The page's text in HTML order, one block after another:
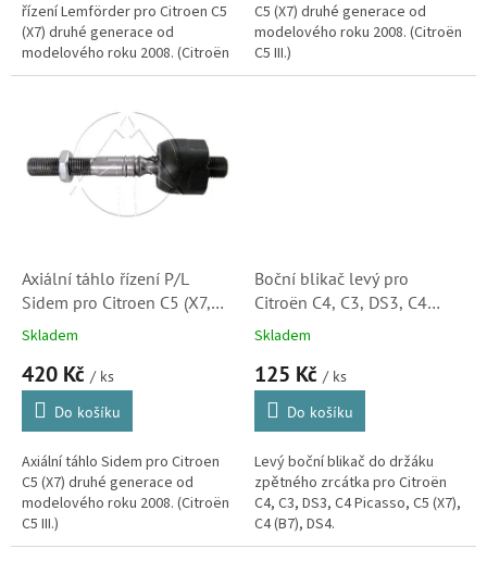
řízení Lemförder pro Citroen C5
(X7) druhé generace od
modelového roku 2008. (Citroën
C5 III.) Axiální kloub kvalitou
C5 (X7) druhé generace od
modelového roku 2008. (Citroën
C5 III.)
Axiální táhlo řízení P/L
Sidem pro Citroen C5 (X7,
53015, 3812F3)
Skladem
420 Kč / ks
Do košíku
Axiální táhlo Sidem pro Citroen
C5 (X7) druhé generace od
modelového roku 2008. (Citroën
C5 III.)
Boční blikač levý pro
Citroën C4, C3, DS3, C4
Picasso, C5 (X7), C4 (B7),
Skladem
125 Kč / ks
Do košíku
Levý boční blikač do držáku
zpětného zrcátka pro Citroën
C4, C3, DS3, C4 Picasso, C5 (X7),
C4 (B7), DS4.